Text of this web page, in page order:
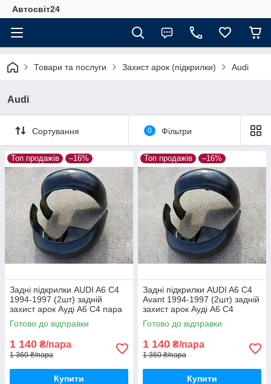
Автосвіт24
Товари та послуги Захист арок (підкрилки) Audi
Audi
Сортування 0 Фільтри
Топ продажів –16%
Задні підкрилки AUDI A6 C4
1994-1997 (2шт) задній
захист арок Ауді А6 С4 пара
задніх
Готово до відправки
1 140 ₴/пара
1 360 ₴/пара
Купити
Топ продажів –16%
Задні підкрилки AUDI A6 C4
Avant 1994-1997 (2шт) задній
захист арок Ауді А6 С4
універсал пара задніх
Готово до відправки
1 140 ₴/пара
1 360 ₴/пара
Купити